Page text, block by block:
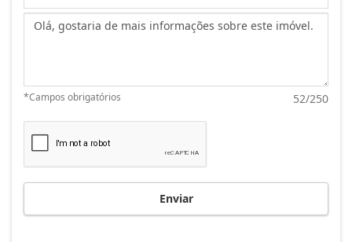
Mensagem:
52/250
*Campos obrigatórios
Enviar